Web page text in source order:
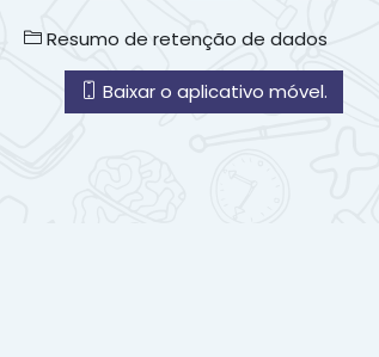
Resumo de retenção de dados
Baixar o aplicativo móvel.